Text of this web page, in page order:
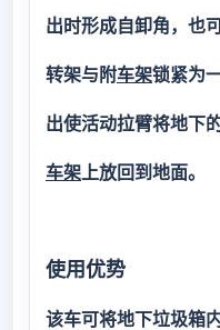
出时形成自卸角，也
转架与附车架锁紧为
出使活动拉臂将地下
车架 上放回到地面。
使用优势
该车可将地下垃圾箱